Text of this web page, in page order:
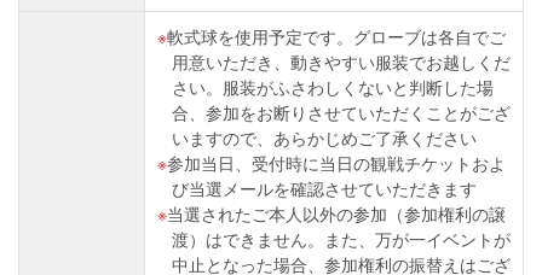
軟式球を使用予定です。グローブは各自でご
用意いただき、動きやすい服装でお越しくだ
さい。服装がふさわしくないと判断した場
合、参加をお断りさせていただくことがござ
いますので、あらかじめご了承ください
参加当日、受付時に当日の観戦チケットおよ
び当選メールを確認させていただきます
当選されたご本人以外の参加（参加権利の譲
渡）はできません。また、万が一イベントが
中止となった場合、参加権利の振替えはござ